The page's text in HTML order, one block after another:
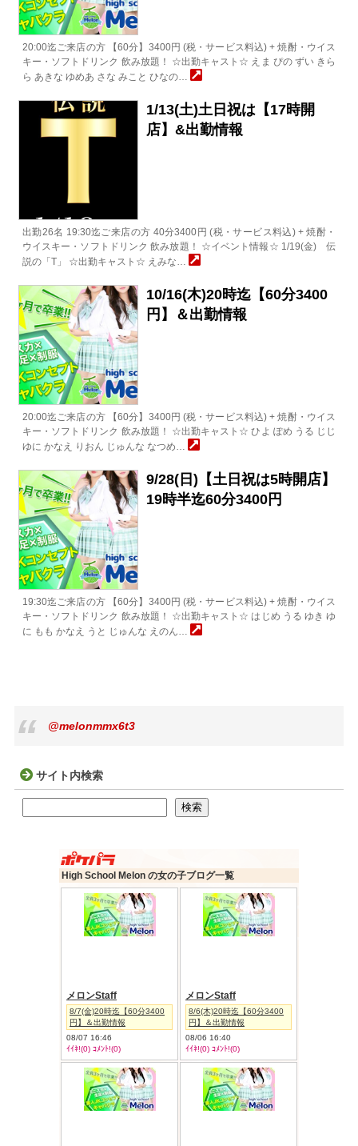
20:00迄ご来店の方 【60分】3400円 (税・サービス料込) + 焼酎・ウイス
キー・ソフトドリンク 飲み放題！ ☆出勤キャスト☆ えま ぴの ずい きら
ら あきな ゆめあ さな みこと ひなの…
1/13(土)土日祝は【17時開
店】&出勤情報
出勤26名 19:30迄ご来店の方 40分3400円 (税・サービス料込) + 焼酎・
ウイスキー・ソフトドリンク 飲み放題！ ☆イベント情報☆ 1/19(金) 伝
説の「T」 ☆出勤キャスト☆ えみな…
10/16(木)20時迄【60分3400
円】＆出勤情報
20:00迄ご来店の方 【60分】3400円 (税・サービス料込) + 焼酎・ウイス
キー・ソフトドリンク 飲み放題！ ☆出勤キャスト☆ ひよ ぽめ うる じじ
ゆに かなえ りおん じゅんな なつめ…
9/28(日)【土日祝は5時開店】
19時半迄60分3400円
19:30迄ご来店の方 【60分】3400円 (税・サービス料込) + 焼酎・ウイス
キー・ソフトドリンク 飲み放題！ ☆出勤キャスト☆ はじめ うる ゆき ゆ
に もも かなえ うと じゅんな えのん…
@melonmmx6t3
サイト内検索
検索